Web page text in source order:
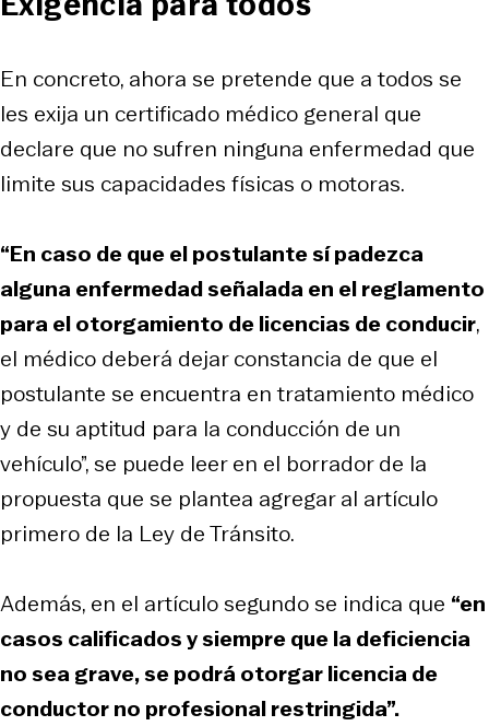
En concreto, ahora se pretende que a todos se
les exija un certificado médico general que
declare que no sufren ninguna enfermedad que
limite sus capacidades físicas o motoras.
“En caso de que el postulante sí padezca
alguna enfermedad señalada en el reglamento
para el otorgamiento de licencias de conducir,
el médico deberá dejar constancia de que el
postulante se encuentra en tratamiento médico
y de su aptitud para la conducción de un
vehículo”, se puede leer en el borrador de la
propuesta que se plantea agregar al artículo
primero de la Ley de Tránsito.
Además, en el artículo segundo se indica que “en
casos calificados y siempre que la deficiencia
no sea grave, se podrá otorgar licencia de
conductor no profesional restringida”.